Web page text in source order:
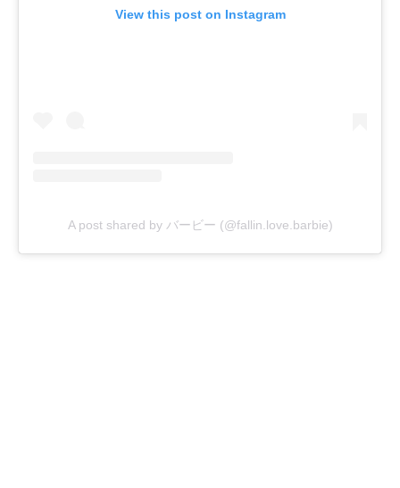
View this post on Instagram
A post shared by バービー (@fallin.love.barbie)